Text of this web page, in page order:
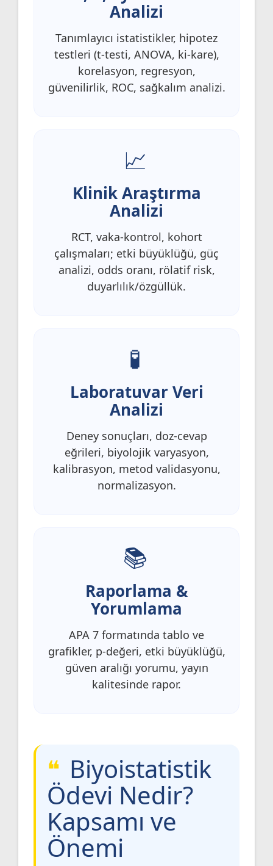
Analizi
Tanımlayıcı istatistikler, hipotez
testleri (t-testi, ANOVA, ki-kare),
korelasyon, regresyon,
güvenilirlik, ROC, sağkalım analizi.
Klinik Araştırma
Analizi
RCT, vaka-kontrol, kohort
çalışmaları; etki büyüklüğü, güç
analizi, odds oranı, rölatif risk,
duyarlılık/özgüllük.
Laboratuvar Veri
Analizi
Deney sonuçları, doz-cevap
eğrileri, biyolojik varyasyon,
kalibrasyon, metod validasyonu,
normalizasyon.
Raporlama &
Yorumlama
APA 7 formatında tablo ve
grafikler, p-değeri, etki büyüklüğü,
güven aralığı yorumu, yayın
kalitesinde rapor.
Biyoistatistik
Ödevi Nedir?
Kapsamı ve
Önemi